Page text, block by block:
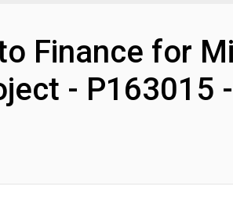
Finance for
- P163015 -